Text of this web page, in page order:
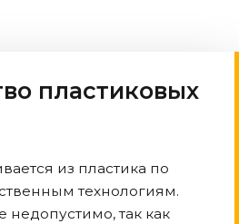
пластиковых
из пластика по
технологиям.
недопустимо, так как